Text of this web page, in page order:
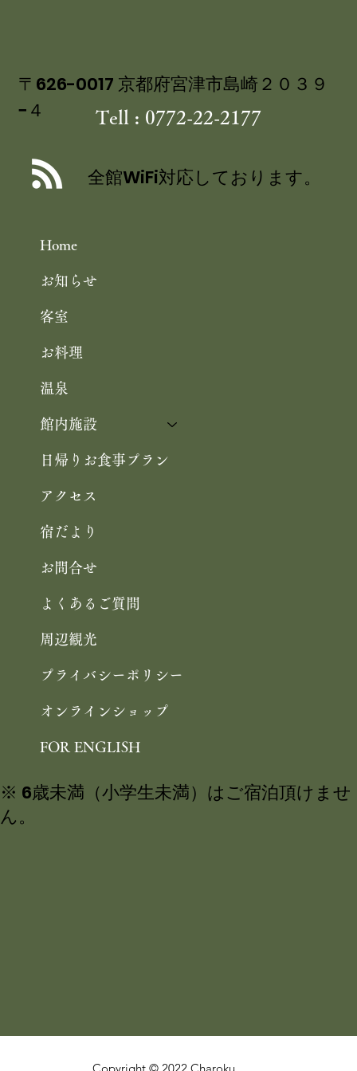
Home
お知らせ
客室
お料理
温泉
館内施設
日帰りお食事プラン
アクセス
宿だより
お問合せ
よくあるご質問
周辺観光
プライバシーポリシー
オンラインショップ
FOR ENGLISH
〒626-0017 京都府宮津市島崎２０３９
−４
Tell : 0772-22-2177
全館WiFi対応しております。
※ 6歳未満（小学生未満）はご宿泊頂けませ
ん。